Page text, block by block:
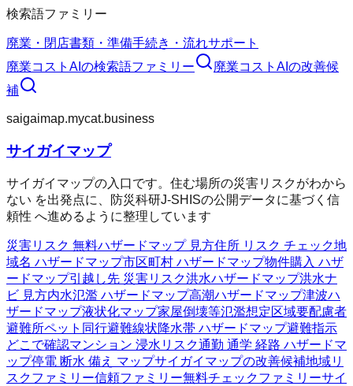
検索語ファミリー
廃業・閉店書類・準備手続き・流れサポート
廃業コストAI の検索語ファミリー 廃業コストAI の改善候
補
saigaimap.mycat.business
サイガイマップ
サイガイマップの入口です。住む場所の災害リスクがわから
ない を出発点に、防災科研J-SHISの公開データに基づく信
頼性 へ進めるように整理しています
災害リスク 無料ハザードマップ 見方住所 リスク チェック地
域名 ハザードマップ市区町村 ハザードマップ物件購入 ハザ
ードマップ引越し先 災害リスク洪水ハザードマップ洪水ナ
ビ 見方内水氾濫 ハザードマップ高潮ハザードマップ津波ハ
ザードマップ液状化マップ家屋倒壊等氾濫想定区域要配慮者
避難所ペット同行避難線状降水帯 ハザードマップ避難指示
どこで確認マンション 浸水リスク通勤 通学 経路 ハザードマ
ップ停電 断水 備え マップサイガイマップの改善候補地域リ
スクファミリー信頼ファミリー無料チェックファミリーサイ